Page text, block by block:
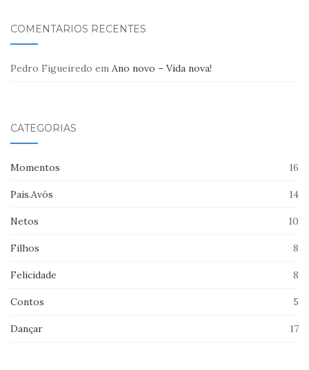
COMENTÁRIOS RECENTES
Pedro Figueiredo em Ano novo – Vida nova!
CATEGORIAS
Momentos 16
Pais.Avós 14
Netos 10
Filhos 8
Felicidade 8
Contos 5
Dançar 17